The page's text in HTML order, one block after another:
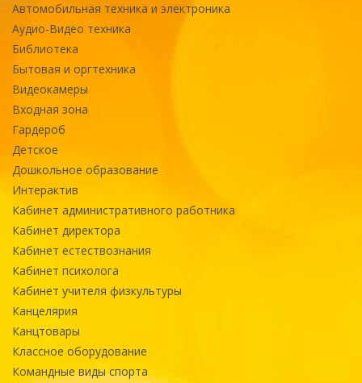
Автомобильная техника и электроника
Аудио-Видео техника
Библиотека
Бытовая и оргтехника
Видеокамеры
Входная зона
Гардероб
Детское
Дошкольное образование
Интерактив
Кабинет административного работника
Кабинет директора
Кабинет естествознания
Кабинет психолога
Кабинет учителя физкультуры
Канцелярия
Канцтовары
Классное оборудование
Командные виды спорта